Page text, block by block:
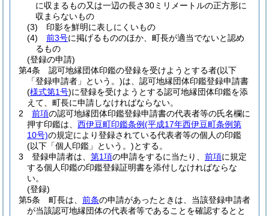
に収まるもの又は一辺の長さ30ミリメートルの正方形に
収まらないもの
(3)
印影を鮮明に表しにくいもの
(4)
前3号に掲げるもののほか、町長が適当でないと認め
るもの
(登録の申請)
第4条
認可地縁団体印鑑の登録を受けようとする者(以下
「登録申請者」という。)は、認可地縁団体印鑑登録申請書
(様式第1号)に登録を受けようとする認可地縁団体印鑑を添
えて、町長に申請しなければならない。
2
前項の認可地縁団体印鑑登録申請書の代表者等の氏名欄に
押す印鑑は、 西伊豆町印鑑条例(平成17年西伊豆町条例第
10号)の規定により登録されている代表者等の個人の印鑑
(以下「個人印鑑」という。)とする。
3
登録申請者は、 第1項の申請をするに当たり、 前項に規定
する個人印鑑の印鑑登録証明書を添付しなければならな
い。
(登録)
第5条
町長は、 前条の申請があったときは、当該登録申請者
が当該認可地縁団体の代表者等であることを確認するとと